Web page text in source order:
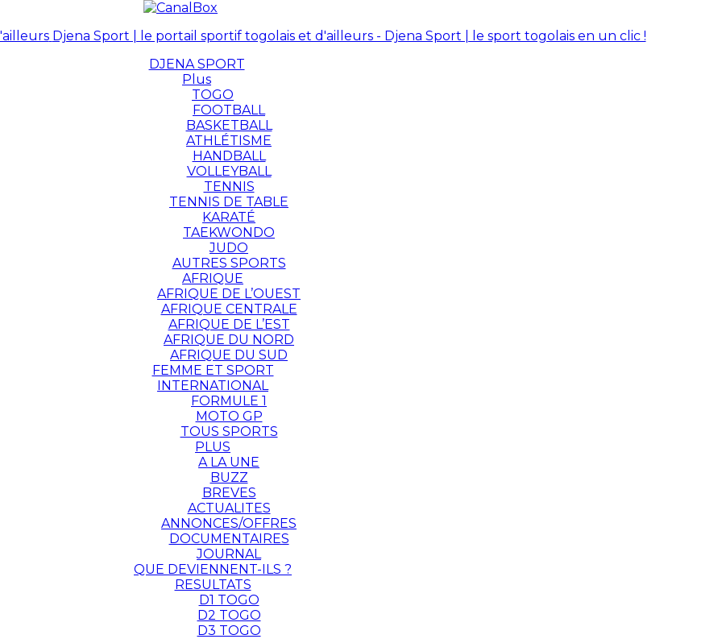
Djena Sport | le portail sportif togolais et d'ailleurs - Djena Sport | le sport togolais en un clic !
DJENA SPORT
Plus
TOGO
FOOTBALL
BASKETBALL
ATHLÉTISME
HANDBALL
VOLLEYBALL
TENNIS
TENNIS DE TABLE
KARATÉ
TAEKWONDO
JUDO
AUTRES SPORTS
AFRIQUE
AFRIQUE DE L’OUEST
AFRIQUE CENTRALE
AFRIQUE DE L’EST
AFRIQUE DU NORD
AFRIQUE DU SUD
FEMME ET SPORT
INTERNATIONAL
FORMULE 1
MOTO GP
TOUS SPORTS
PLUS
A LA UNE
BUZZ
BREVES
ACTUALITES
ANNONCES/OFFRES
DOCUMENTAIRES
JOURNAL
QUE DEVIENNENT-ILS ?
RESULTATS
D1 TOGO
D2 TOGO
D3 TOGO